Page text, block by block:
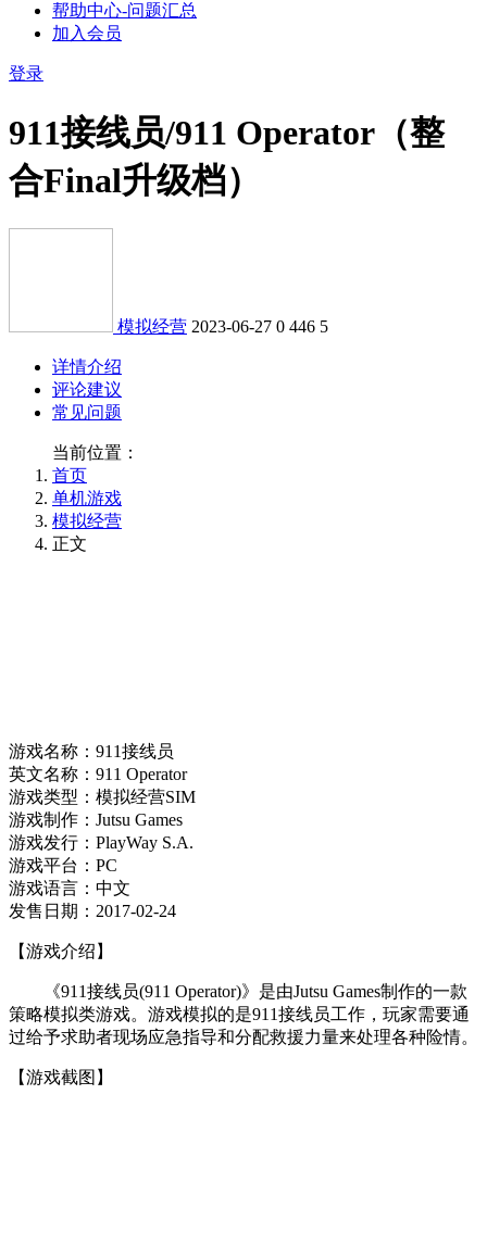
帮助中心-问题汇总
加入会员
登录
911接线员/911 Operator（整
合Final升级档）
模拟经营 2023-06-27 0 446 5
详情介绍
评论建议
常见问题
当前位置：
首页
单机游戏
模拟经营
正文
游戏名称：911接线员
英文名称：911 Operator
游戏类型：模拟经营SIM
游戏制作：Jutsu Games
游戏发行：PlayWay S.A.
游戏平台：PC
游戏语言：中文
发售日期：2017-02-24
【游戏介绍】
《911接线员(911 Operator)》是由Jutsu Games制作的一款
策略模拟类游戏。游戏模拟的是911接线员工作，玩家需要通
过给予求助者现场应急指导和分配救援力量来处理各种险情。
【游戏截图】